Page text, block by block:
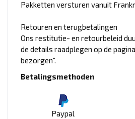
Pakketten versturen vanuit
Retouren en terugbetalingen
Ons restitutie- en retourbeleid
de details raadplegen op de
bezorgen".
Betalingsmethoden
Paypal